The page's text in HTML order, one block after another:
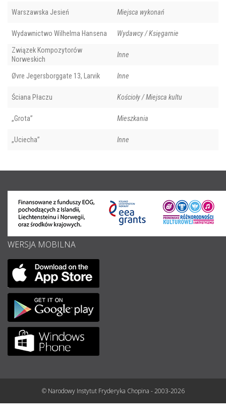
Warszawska Jesień Miejsca wykonań
Wydawnictwo Wilhelma Hansena Wydawcy / Księgarnie
Związek Kompozytorów
Norweskich
Inne
Øvre Jegersborggate 13, Larvik Inne
Ściana Płaczu Kościoły / Miejsca kultu
„Grota” Mieszkania
„Uciecha” Inne
WERSJA MOBILNA
© Narodowy Instytut Fryderyka Chopina - 2003-2026